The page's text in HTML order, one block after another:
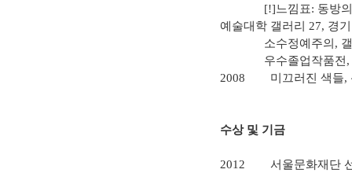
[!]느낌표: 동방
예술대학 갤러리
27, 경
소수정예주의 ,
우수졸업작품전 ,
2008
미끄러진 색들,
수상 및 기금
2012
서울문화재단